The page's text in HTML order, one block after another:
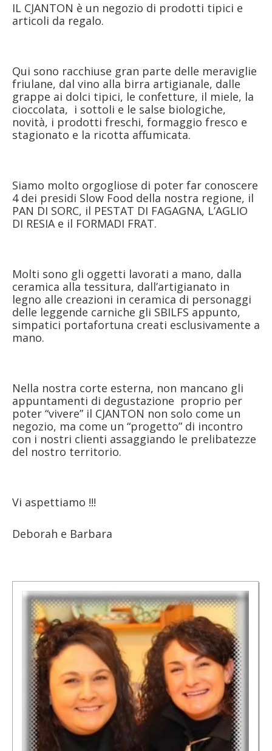
IL CJANTON è un negozio di prodotti tipici e
articoli da regalo.
Qui sono racchiuse gran parte delle meraviglie
friulane, dal vino alla birra artigianale, dalle
grappe ai dolci tipici, le confetture, il miele, la
cioccolata, i sottoli e le salse biologiche,
novità, i prodotti freschi, formaggio fresco e
stagionato e la ricotta affumicata.
Siamo molto orgogliose di poter far conoscere
4 dei presidi Slow Food della nostra regione, il
PAN DI SORC, il PESTAT DI FAGAGNA, L’AGLIO
DI RESIA e il FORMADI FRAT.
Molti sono gli oggetti lavorati a mano, dalla
ceramica alla tessitura, dall’artigianato in
legno alle creazioni in ceramica di personaggi
delle leggende carniche gli SBILFS appunto,
simpatici portafortuna creati esclusivamente a
mano.
Nella nostra corte esterna, non mancano gli
appuntamenti di degustazione proprio per
poter “vivere” il CJANTON non solo come un
negozio, ma come un “progetto” di incontro
con i nostri clienti assaggiando le prelibatezze
del nostro territorio.
Vi aspettiamo !!!
Deborah e Barbara